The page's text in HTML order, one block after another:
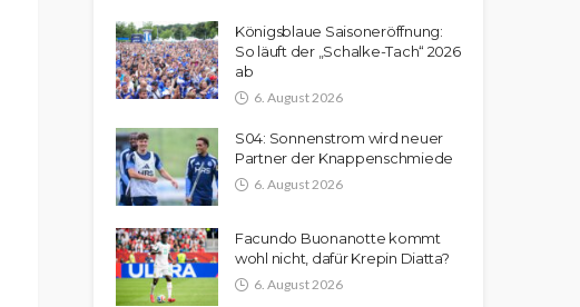
Königsblaue Saisoneröffnung:
So läuft der „Schalke-Tach“ 2026
ab
6. August 2026
S04: Sonnenstrom wird neuer
Partner der Knappenschmiede
6. August 2026
Facundo Buonanotte kommt
wohl nicht, dafür Krepin Diatta?
6. August 2026